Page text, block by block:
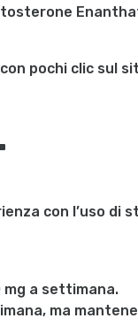
pochi clic sul
con l’uso di
mg a settimana.
ma